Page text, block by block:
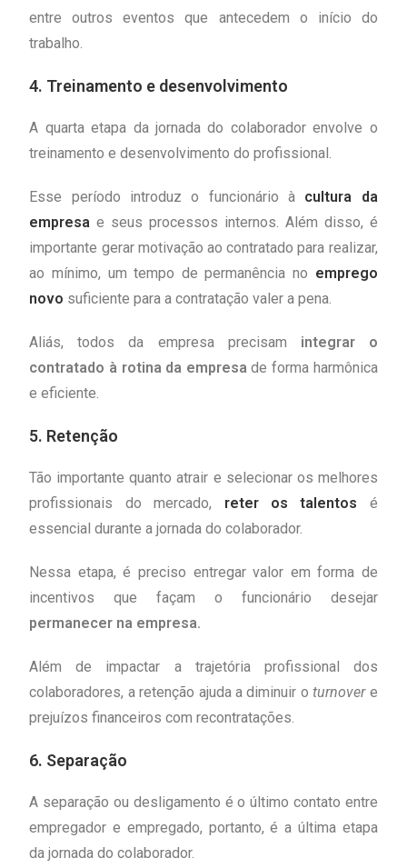
entre outros eventos que antecedem o início do
trabalho.
4. Treinamento e desenvolvimento
A quarta etapa da jornada do colaborador envolve o
treinamento e desenvolvimento do profissional.
Esse período introduz o funcionário à cultura da
empresa e seus processos internos. Além disso, é
importante gerar motivação ao contratado para realizar,
ao mínimo, um tempo de permanência no emprego
novo suficiente para a contratação valer a pena.
Aliás, todos da empresa precisam integrar o
contratado à rotina da empresade forma harmônica
e eficiente.
5. Retenção
Tão importante quanto atrair e selecionar os melhores
profissionais do mercado, reter os talentos é
essencial durante a jornada do colaborador.
Nessa etapa, é preciso entregar valor em forma de
incentivos que façam o funcionário desejar
permanecer na empresa.
Além de impactar a trajetória profissional dos
colaboradores, a retenção ajuda a diminuir oturnovere
prejuízos financeiros com recontratações.
6. Separação
A separação ou desligamento é o último contato entre
empregador e empregado, portanto, é a última etapa
da jornada do colaborador.